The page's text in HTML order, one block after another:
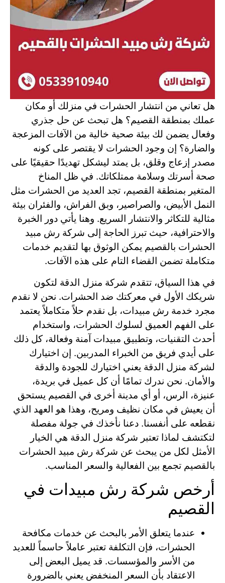
هل تعاني من انتشار الحشرات في منزلك أو مكان
عملك بمنطقة القصيم؟ هل تبحث عن حل جذري
وفعال يضمن لك بيئة صحية خالية من الآفات المزعجة
والضارة؟ إن وجود الحشرات لا يقتصر على كونه
مصدر إزعاج وقلق، بل يمتد ليشكل تهديدًا حقيقيًا على
صحة أسرتك وسلامة ممتلكاتك. في ظل المناخ
المتغير بمنطقة القصيم، تجد العديد من الحشرات مثل
النمل الأبيض، والصراصير، وبق الفراش، والفئران بيئة
مثالية للتكاثر والانتشار السريع. وهنا يأتي دور الخبرة
والاحترافية، حيث تبرز الحاجة إلى شركة رش مبيد
الحشرات بالقصيم يمكن الوثوق بها لتقديم خدمات
متكاملة تضمن القضاء التام على هذه الآفات.
في هذا السياق، تتقدم شركة منزل الدقة لتكون
شريكك الأول في معركتك ضد الحشرات. نحن لا نقدم
مجرد خدمة رش مبيدات، بل نقدم حلاً متكاملاً يعتمد
على الفهم العميق لسلوك الحشرات، واستخدام
أحدث التقنيات، وتطبيق مبيدات آمنة وفعالة، كل ذلك
على أيدي فريق من الخبراء المدربين. إن اختيارك
لشركة منزل الدقة يعني اختيارك للجودة والدقة
والأمان. نحن ندرك تمامًا أن كل عميل في بريدة،
عنيزة، الرس، أو أي مدينة أخرى في القصيم يستحق
أن يعيش في مكان نظيف ومريح، وهذا هو العهد الذي
نقطعه على أنفسنا. دعنا نأخذك في جولة مفصلة
لتكتشف لماذا تعتبر شركة منزل الدقة هي الخيار
الأمثل لكل من يبحث عن شركة رش مبيد الحشرات
بالقصيم تجمع بين الفعالية والسعر المناسب.
أرخص شركة رش مبيدات في
القصيم
عندما يتعلق الأمر بالبحث عن خدمات مكافحة
الحشرات، فإن التكلفة تعتبر عاملاً حاسماً للعديد
من الأسر والمؤسسات. قد يميل البعض إلى
الاعتقاد بأن السعر المنخفض يعني بالضرورة